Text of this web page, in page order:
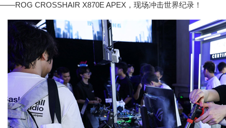
——ROG CROSSHAIR X870E APEX，现场冲击世界纪录！